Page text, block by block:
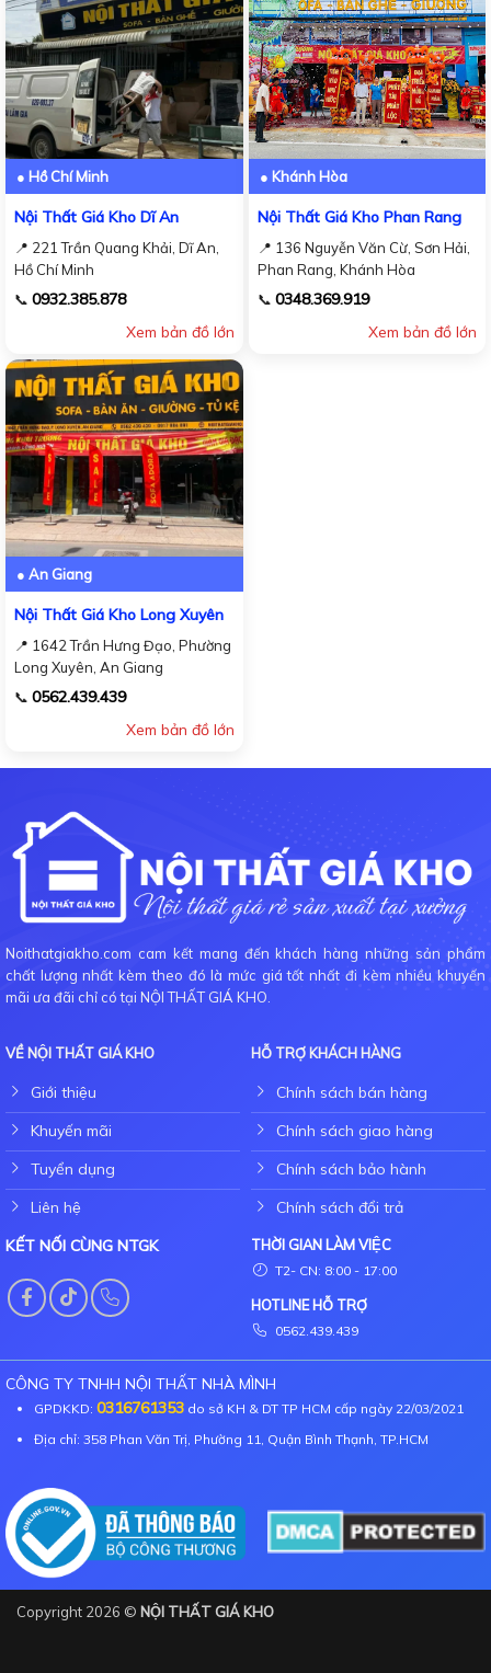
● Hồ Chí Minh
Nội Thất Giá Kho Dĩ An
📍 221 Trần Quang Khải, Dĩ An,
Hồ Chí Minh
📞 0932.385.878
Xem bản đồ lớn
● Khánh Hòa
Nội Thất Giá Kho Phan Rang
📍 136 Nguyễn Văn Cừ, Sơn Hải,
Phan Rang, Khánh Hòa
📞 0348.369.919
Xem bản đồ lớn
● An Giang
Nội Thất Giá Kho Long Xuyên
📍 1642 Trần Hưng Đạo, Phường
Long Xuyên, An Giang
📞 0562.439.439
Xem bản đồ lớn
Noithatgiakho.com cam kết mang đến khách hàng những sản phẩm
chất lượng nhất kèm theo đó là mức giá tốt nhất đi kèm nhiều khuyến
mãi ưa đãi chỉ có tại NỘI THẤT GIÁ KHO.
VỀ NỘI THẤT GIÁ KHO
Giới thiệu
Khuyến mãi
Tuyển dụng
Liên hệ
HỖ TRỢ KHÁCH HÀNG
Chính sách bán hàng
Chính sách giao hàng
Chính sách bảo hành
Chính sách đổi trả
KẾT NỐI CÙNG NTGK
THỜI GIAN LÀM VIỆC
T2- CN: 8:00 - 17:00
HOTLINE HỖ TRỢ
0562.439.439
CÔNG TY TNHH NỘI THẤT NHÀ MÌNH
GPDKKD: 0316761353 do sở KH & DT TP HCM cấp ngày 22/03/2021
Địa chỉ: 358 Phan Văn Trị, Phường 11, Quận Bình Thạnh, TP.HCM
Copyright 2026 © NỘI THẤT GIÁ KHO